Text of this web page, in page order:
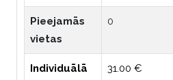
Pieejamās
vietas
0
Individuālā
31.00 €